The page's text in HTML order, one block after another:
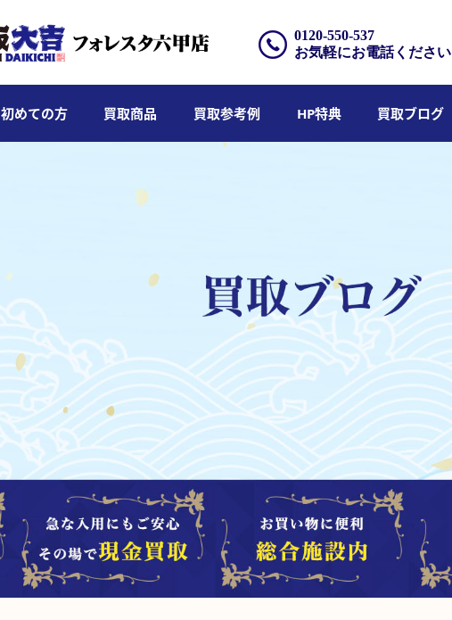
0120-550-537
お気軽にお電話ください
初めての方 買取商品 買取参考例 HP特典 買取ブログ